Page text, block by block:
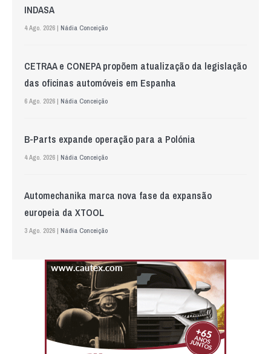
INDASA
4 Ago. 2026 | Nádia Conceição
CETRAA e CONEPA propõem atualização da legislação
das oficinas automóveis em Espanha
6 Ago. 2026 | Nádia Conceição
B-Parts expande operação para a Polónia
4 Ago. 2026 | Nádia Conceição
Automechanika marca nova fase da expansão
europeia da XTOOL
3 Ago. 2026 | Nádia Conceição